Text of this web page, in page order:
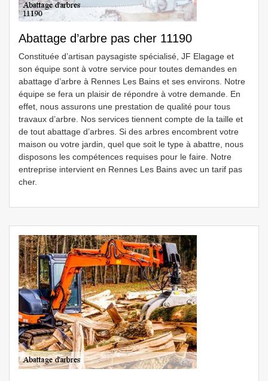
Abattage d’arbre pas cher 11190
Constituée d’artisan paysagiste spécialisé, JF Elagage et
son équipe sont à votre service pour toutes demandes en
abattage d’arbre à Rennes Les Bains et ses environs. Notre
équipe se fera un plaisir de répondre à votre demande. En
effet, nous assurons une prestation de qualité pour tous
travaux d’arbre. Nos services tiennent compte de la taille et
de tout abattage d’arbres. Si des arbres encombrent votre
maison ou votre jardin, quel que soit le type à abattre, nous
disposons les compétences requises pour le faire. Notre
entreprise intervient en Rennes Les Bains avec un tarif pas
cher.